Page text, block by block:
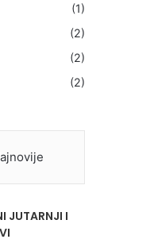
(1)
(2)
(2)
(2)
JUTARNJI I